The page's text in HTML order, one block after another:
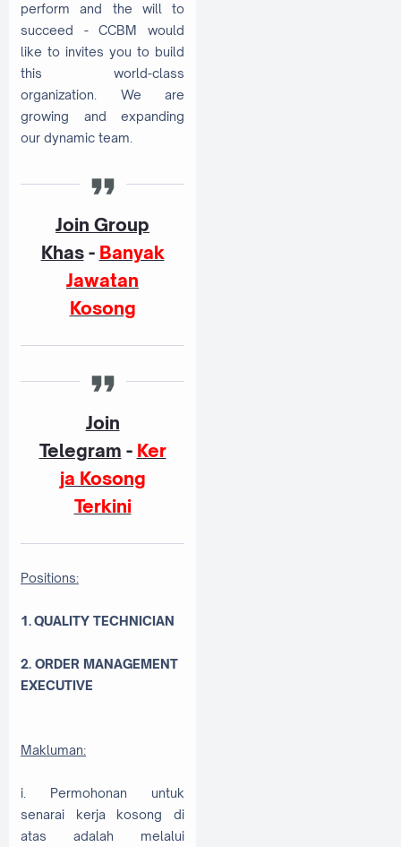
perform and the will to
succeed - CCBM would
like to invites you to build
this world-class
organization. We are
growing and expanding
our dynamic team.
Join Group
Khas- Banyak
Jawatan
Kosong
Join
Telegram - Ker
ja Kosong
Terkini
Positions:
1. QUALITY TECHNICIAN
2. ORDER MANAGEMENT
EXECUTIVE
Makluman:
i. Permohonan untuk
senarai kerja kosong di
atas adalah melalui